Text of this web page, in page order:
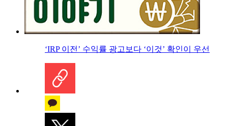
‘IRP 이전’ 수익률 광고보다 ‘이것’ 확인이 우선